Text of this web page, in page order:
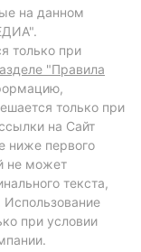
на данном
только при
"Правила
только при
на Сайт
ниже первого
не может
текста,
Использование
при условии